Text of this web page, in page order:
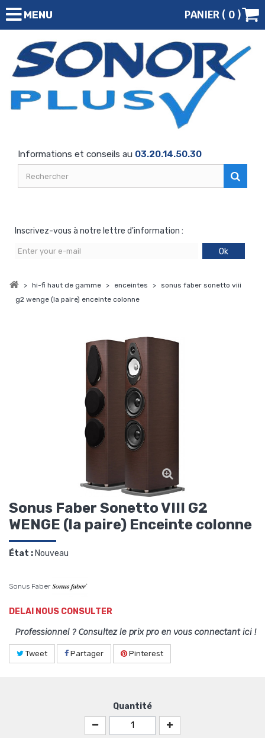
MENU PANIER ( 0 )
Informations et conseils au 03.20.14.50.30
Inscrivez-vous à notre lettre d'information :
Ok
> hi-fi haut de gamme > enceintes > sonus faber sonetto viii
g2 wenge (la paire) enceinte colonne
Sonus Faber Sonetto VIII G2
WENGE (la paire) Enceinte colonne
État :Nouveau
Sonus Faber
DELAI NOUS CONSULTER
Professionnel ? Consultez le prix pro en vous connectant ici !
Tweet Partager Pinterest
Quantité